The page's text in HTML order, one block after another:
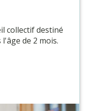
collectif destiné
de 2 mois.